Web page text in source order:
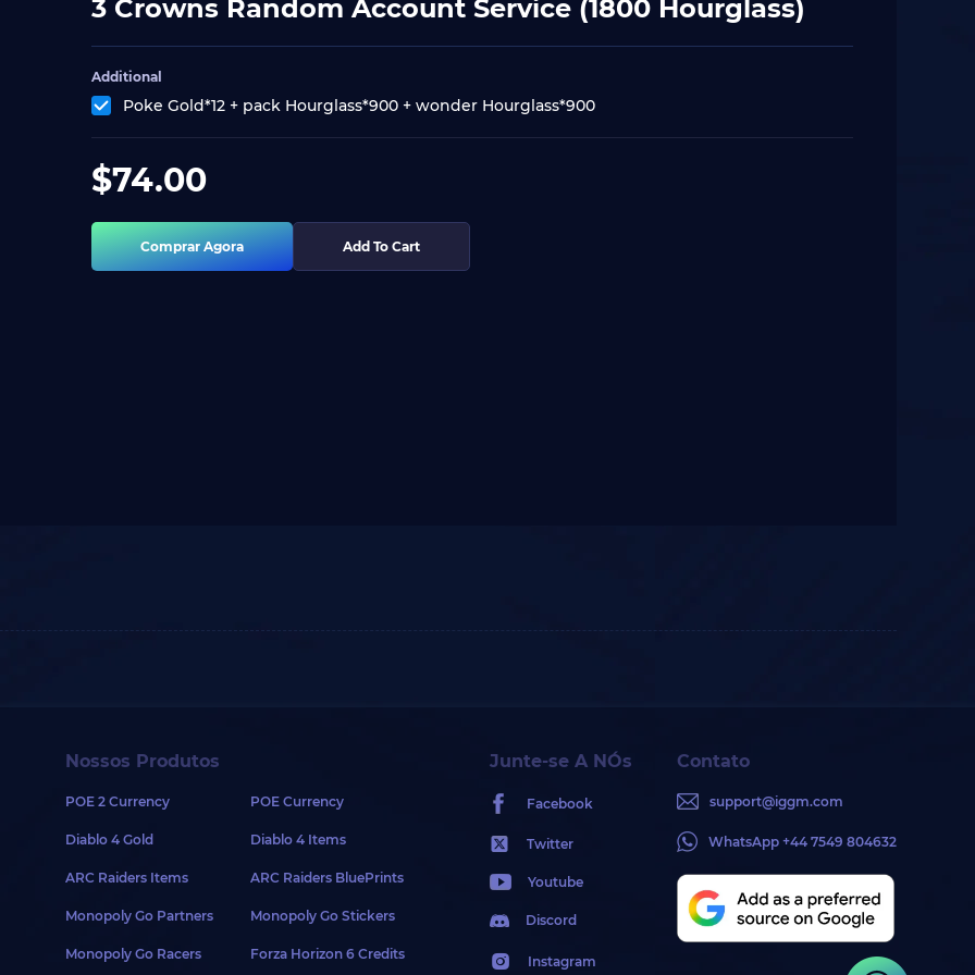
3 Crowns Random Account Service (1800 Hourglass)
Additional
Poke Gold*12 + pack Hourglass*900 + wonder Hourglass*900
$74.00
Comprar Agora Add To Cart
Nossos Produtos
POE 2 Currency POE Currency
Diablo 4 Gold Diablo 4 Items
ARC Raiders Items ARC Raiders BluePrints
Monopoly Go Partners Monopoly Go Stickers
Monopoly Go Racers Forza Horizon 6 Credits
Junte-se A NÓs
Facebook
Twitter
Youtube
Discord
Instagram
Contato
support@iggm.com
WhatsApp +44 7549 804632